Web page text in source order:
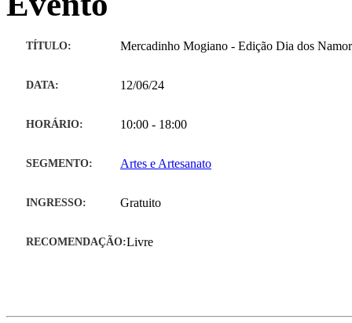
TÍTULO: Mercadinho Mogiano - Edição Dia dos
DATA: 12/06/24
HORÁRIO: 10:00 - 18:00
SEGMENTO: Artes e Artesanato
INGRESSO: Gratuito
RECOMENDAÇÃO:Livre